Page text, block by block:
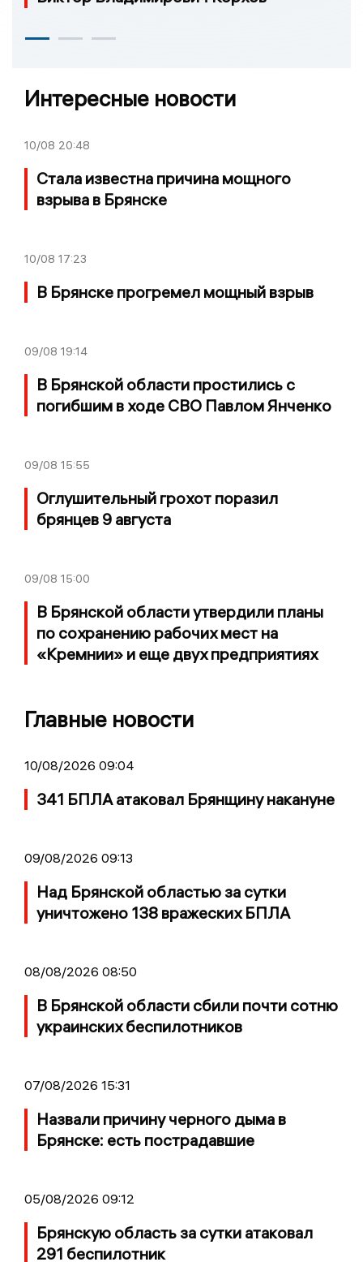
Интересные новости
10/08 20:48
Стала известна причина мощного
взрыва в Брянске
10/08 17:23
В Брянске прогремел мощный взрыв
09/08 19:14
В Брянской области простились с
погибшим в ходе СВО Павлом Янченко
09/08 15:55
Оглушительный грохот поразил
брянцев 9 августа
09/08 15:00
В Брянской области утвердили планы
по сохранению рабочих мест на
«Кремнии» и еще двух предприятиях
Главные новости
10/08/2026 09:04
341 БПЛА атаковал Брянщину накануне
09/08/2026 09:13
Над Брянской областью за сутки
уничтожено 138 вражеских БПЛА
08/08/2026 08:50
В Брянской области сбили почти сотню
украинских беспилотников
07/08/2026 15:31
Назвали причину черного дыма в
Брянске: есть пострадавшие
05/08/2026 09:12
Брянскую область за сутки атаковал
291 беспилотник